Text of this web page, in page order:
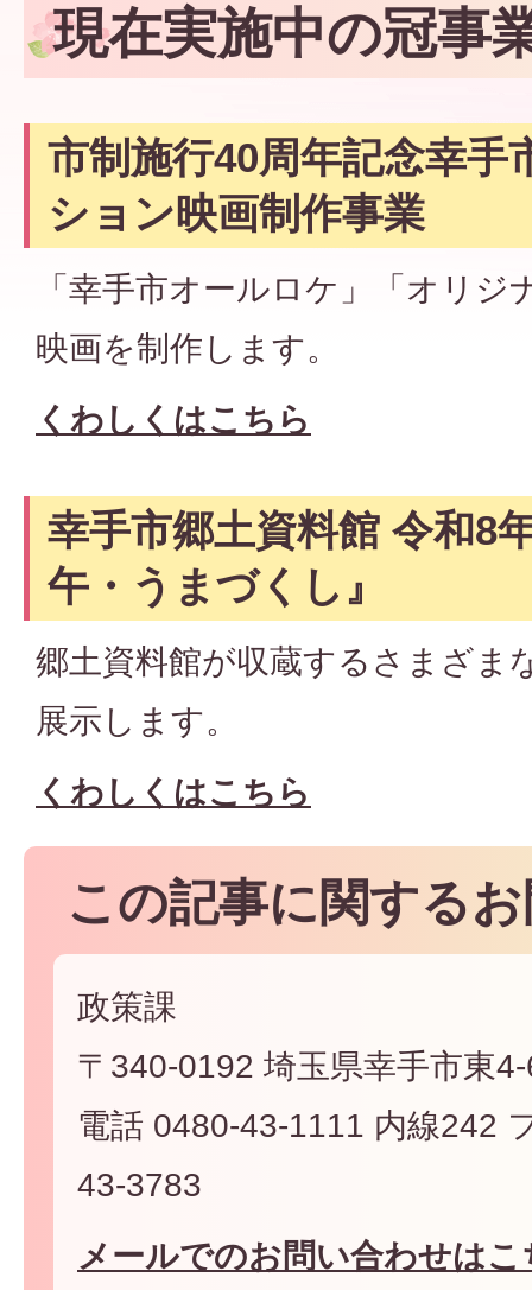
現在実施中の冠事
市制施行40周年記念幸手
ション映画制作事業
「幸手市オールロケ」「オリジ
映画を制作します。
くわしくはこちら
幸手市郷土資料館 令和8
午・うまづくし』
郷土資料館が収蔵するさまざま
展示します。
くわしくはこちら
この記事に関する
政策課
〒340-0192 埼玉県幸手市東
電話 0480-43-1111 内線242
43-3783
メールでのお問い合わせは